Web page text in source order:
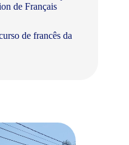
de Français
de francês da